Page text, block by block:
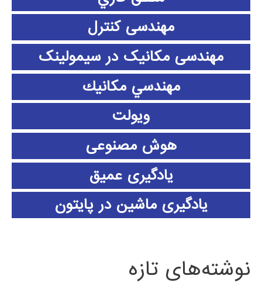
مهندسی کنترل
مهندسی مکانیک در سیمولینک
مهندسي مكانيك
ویولت
هوش مصنوعی
یادگیری عمیق
یادگیری ماشین در پایتون
نوشته‌های تازه